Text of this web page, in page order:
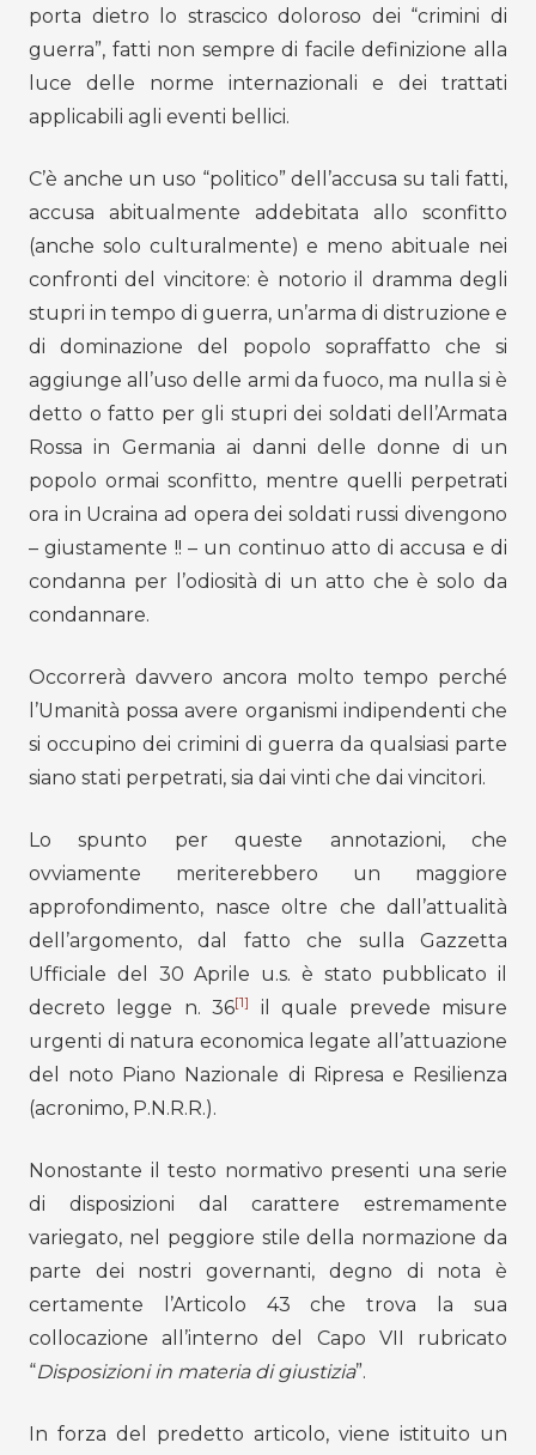
porta dietro lo strascico doloroso dei “crimini di
guerra”, fatti non sempre di facile definizione alla
luce delle norme internazionali e dei trattati
applicabili agli eventi bellici.
C’è anche un uso “politico” dell’accusa su tali fatti,
accusa abitualmente addebitata allo sconfitto
(anche solo culturalmente) e meno abituale nei
confronti del vincitore: è notorio il dramma degli
stupri in tempo di guerra, un’arma di distruzione e
di dominazione del popolo sopraffatto che si
aggiunge all’uso delle armi da fuoco, ma nulla si è
detto o fatto per gli stupri dei soldati dell’Armata
Rossa in Germania ai danni delle donne di un
popolo ormai sconfitto, mentre quelli perpetrati
ora in Ucraina ad opera dei soldati russi divengono
– giustamente !! – un continuo atto di accusa e di
condanna per l’odiosità di un atto che è solo da
condannare.
Occorrerà davvero ancora molto tempo perché
l’Umanità possa avere organismi indipendenti che
si occupino dei crimini di guerra da qualsiasi parte
siano stati perpetrati, sia dai vinti che dai vincitori.
Lo spunto per queste annotazioni, che
ovviamente meriterebbero un maggiore
approfondimento, nasce oltre che dall’attualità
dell’argomento, dal fatto che sulla Gazzetta
Ufficiale del 30 Aprile u.s. è stato pubblicato il
decreto legge n. 36[1]
il quale prevede misure
urgenti di natura economica legate all’attuazione
del noto Piano Nazionale di Ripresa e Resilienza
(acronimo, P.N.R.R.).
Nonostante il testo normativo presenti una serie
di disposizioni dal carattere estremamente
variegato, nel peggiore stile della normazione da
parte dei nostri governanti, degno di nota è
certamente l’Articolo 43 che trova la sua
collocazione all’interno del Capo VII rubricato
“Disposizioni in materia di giustizia”.
In forza del predetto articolo, viene istituito un